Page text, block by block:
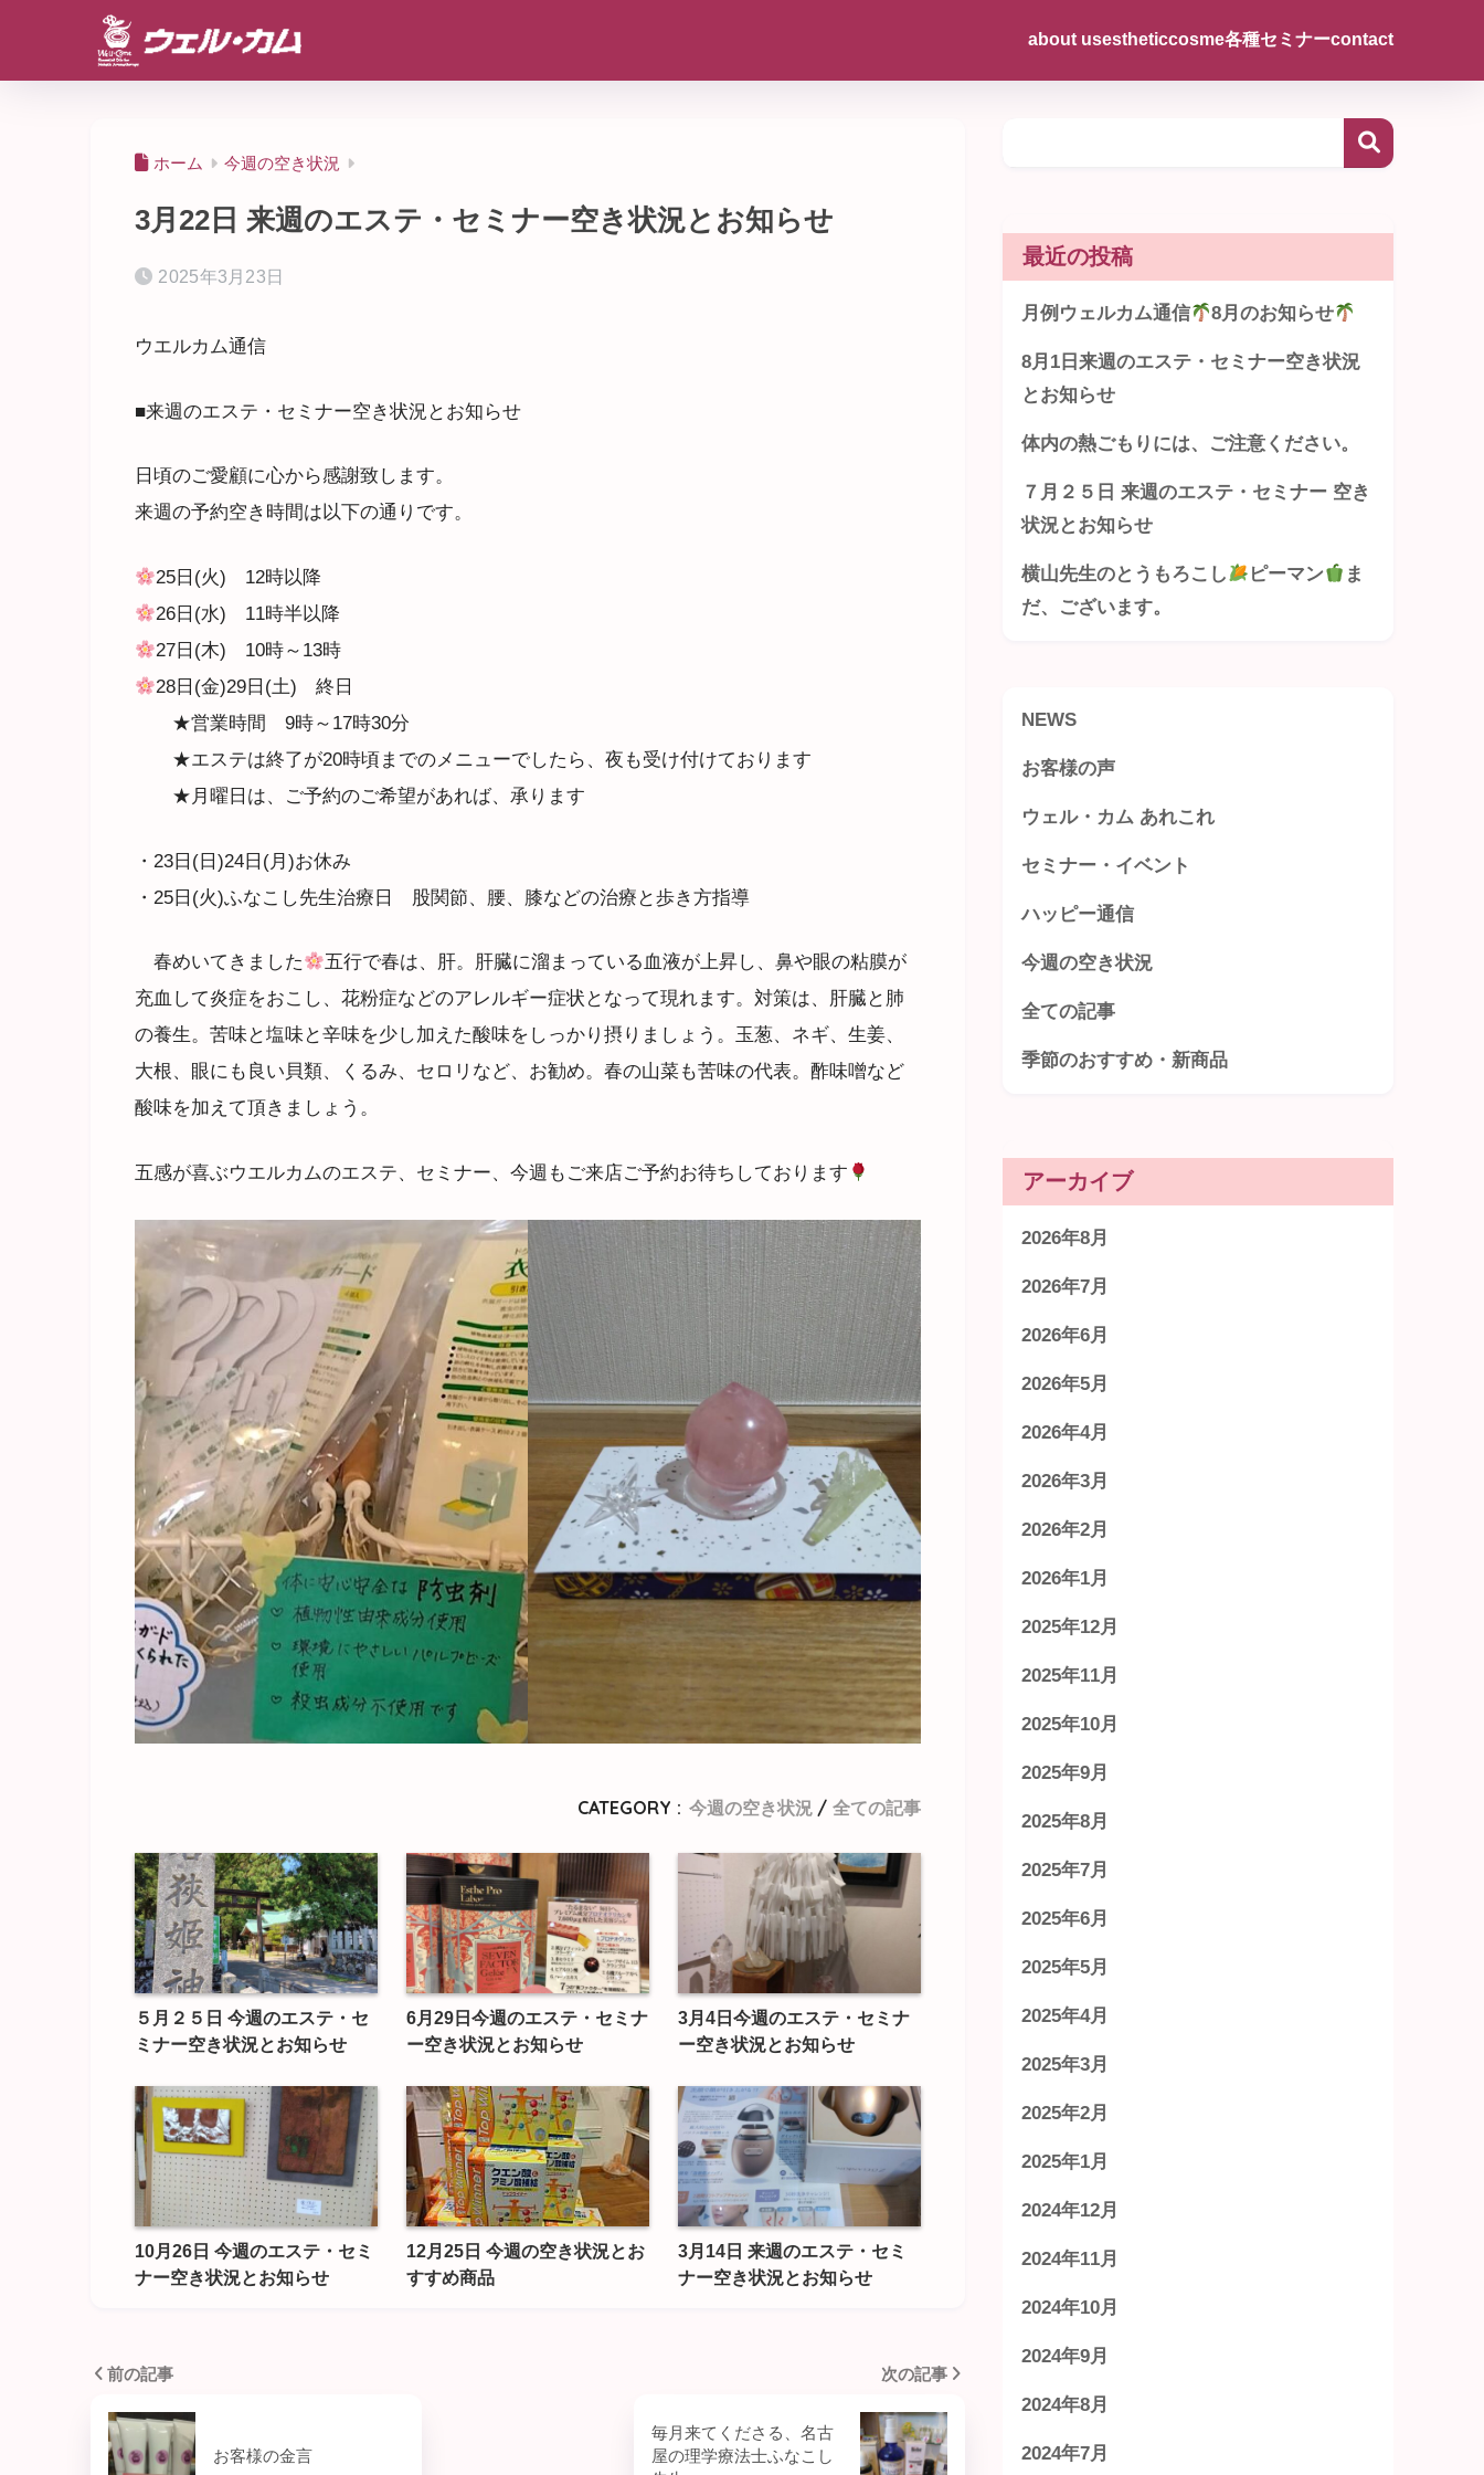
about usestheticcosme各種セミナーcontact
ホーム 今週の空き状況
3月22日 来週のエステ・セミナー空き状況とお知らせ
2025年3月23日
ウエルカム通信
■来週のエステ・セミナー空き状況とお知らせ
日頃のご愛顧に心から感謝致します。
来週の予約空き時間は以下の通りです。
25日(火) 12時以降
26日(水) 11時半以降
27日(木) 10時～13時
28日(金)29日(土) 終日
★営業時間 9時～17時30分
★エステは終了が20時頃までのメニューでしたら、夜も受け付けております
★月曜日は、ご予約のご希望があれば、承ります
・23日(日)24日(月)お休み
・25日(火)ふなこし先生治療日 股関節、腰、膝などの治療と歩き方指導
春めいてきました
五行で春は、肝。肝臓に溜まっている血液が上昇し、鼻や眼の粘膜が
充血して炎症をおこし、花粉症などのアレルギー症状となって現れます。対策は、肝臓と肺
の養生。苦味と塩味と辛味を少し加えた酸味をしっかり摂りましょう。玉葱、ネギ、生姜、
大根、眼にも良い貝類、くるみ、セロリなど、お勧め。春の山菜も苦味の代表。酢味噌など
酸味を加えて頂きましょう。
五感が喜ぶウエルカムのエステ、セミナー、今週もご来店ご予約お待ちしております
CATEGORY : 今週の空き状況 全ての記事
５月２５日 今週のエステ・セ
ミナー空き状況とお知らせ
6月29日今週のエステ・セミナ
ー空き状況とお知らせ
3月4日今週のエステ・セミナ
ー空き状況とお知らせ
10月26日 今週のエステ・セミ
ナー空き状況とお知らせ
12月25日 今週の空き状況とお
すすめ商品
3月14日 来週のエステ・セミ
ナー空き状況とお知らせ
前の記事
お客様の金言
次の記事
毎月来てくださる、名古
屋の理学療法士ふなこし
最近の投稿
月例ウェルカム通信 8月のお知らせ
8月1日来週のエステ・セミナー空き状況
とお知らせ
体内の熱ごもりには、ご注意ください。
７月２５日 来週のエステ・セミナー 空き
状況とお知らせ
横山先生のとうもろこし ピーマン
ま
だ、ございます。
NEWS
お客様の声
ウェル・カム あれこれ
セミナー・イベント
ハッピー通信
今週の空き状況
全ての記事
季節のおすすめ・新商品
アーカイブ
2026年8月
2026年7月
2026年6月
2026年5月
2026年4月
2026年3月
2026年2月
2026年1月
2025年12月
2025年11月
2025年10月
2025年9月
2025年8月
2025年7月
2025年6月
2025年5月
2025年4月
2025年3月
2025年2月
2025年1月
2024年12月
2024年11月
2024年10月
2024年9月
2024年8月
2024年7月